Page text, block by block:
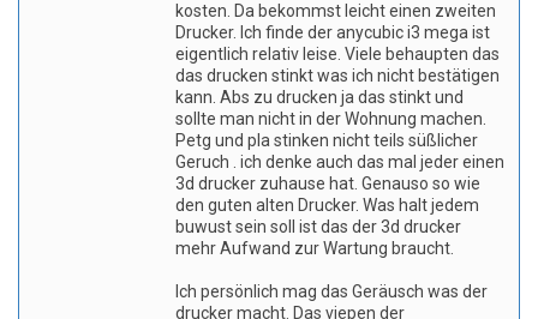
kosten. Da bekommst leicht einen zweiten
Drucker. Ich finde der anycubic i3 mega ist
eigentlich relativ leise. Viele behaupten das
das drucken stinkt was ich nicht bestätigen
kann. Abs zu drucken ja das stinkt und
sollte man nicht in der Wohnung machen.
Petg und pla stinken nicht teils süßlicher
Geruch . ich denke auch das mal jeder einen
3d drucker zuhause hat. Genauso so wie
den guten alten Drucker. Was halt jedem
buwust sein soll ist das der 3d drucker
mehr Aufwand zur Wartung braucht.
Ich persönlich mag das Geräusch was der
drucker macht. Das viepen der